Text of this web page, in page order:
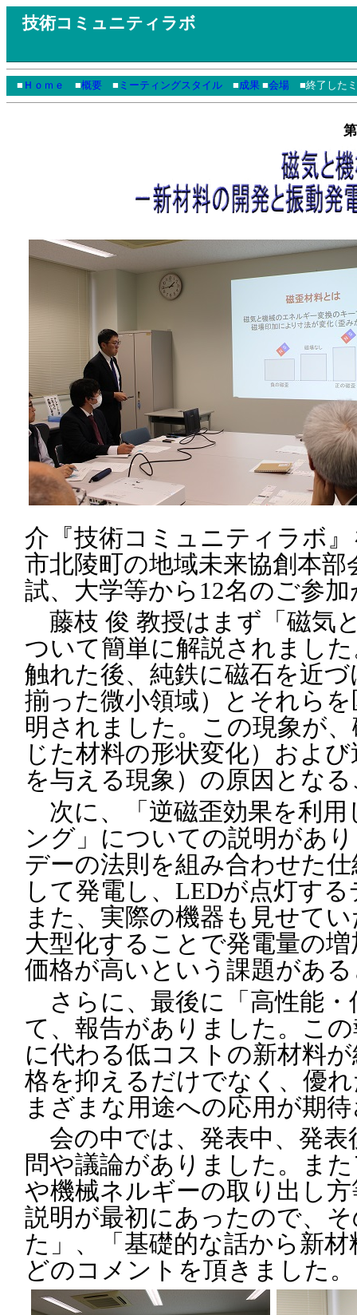
技術コミュニティラボ
■ Ｈｏｍｅ ■概要 ■ ミーティングスタイル ■成果 ■会場 ■終了した
介『技術コミュニティラボ
市北陵町の地域未来協創本
試、大学等から12名のご参
藤枝 俊 教授はまず「磁気
ついて簡単に解説されまし
触れた後、純鉄に磁石を近
揃った微小領域）とそれら
明されました。この現象が
じた材料の形状変化）およ
を与える現象）の原因とな
次に、「逆磁歪効果を利用
ング」についての説明があ
デーの法則を組み合わせた
して発電し、LEDが点灯す
また、実際の機器も見せて
大型化することで発電量の
価格が高いという課題があ
さらに、最後に「高性能・
て、報告がありました。こ
に代わる低コストの新材料
格を抑えるだけでなく、優
まざまな用途への応用が期
会の中では、発表中、発表
問や議論がありました。ま
や機械ネルギーの取り出し
説明が最初にあったので、
た」、「基礎的な話から新
どのコメントを頂きました。